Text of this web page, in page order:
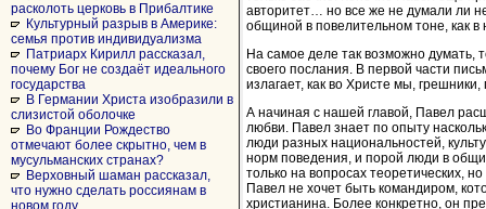
расколоть церковь в Прибалтике
Культурный разрыв в Америке:
семья против индивидуализма
Патриарх Кирилл рассказал,
почему Бог не создаёт идеального
государства
В Германии Христа изобразили в
слизистой оболочке
Во Франции Рождество
отмечают более скрытно, чем в
мусульманских странах?
Верховный шаман рассказал,
что нужно сделать россиянам в
новом году
авторитет… но все же не думали ли
общиной в повелительном тоне, как
На самое деле так возможно думать,
своего послания. В первой части
излагает, как во Христе мы,
А начиная с нашей главой, Павел
любви. Павел знает по опыту
люди разных национальностей,
норм поведения, и порой люди в
только на вопросах теоретических,
Павел не хочет быть командиром,
христианина. Более конкретно, он